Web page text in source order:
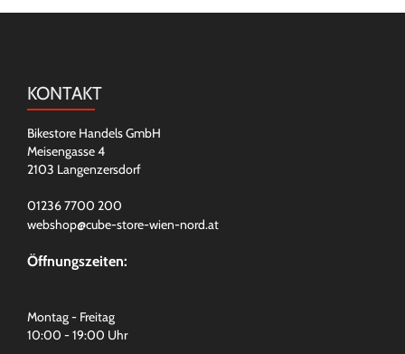
KONTAKT
Bikestore Handels GmbH
Meisengasse 4
2103 Langenzersdorf
01236 7700 200
webshop@cube-store-wien-nord.at
Öffnungszeiten:
Montag - Freitag
10:00 - 19:00 Uhr